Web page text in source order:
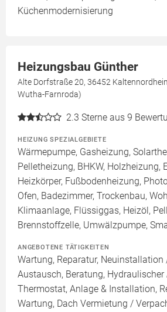
Küchenmodernisierung
Heizungsbau Günther
Alte Dorfstraße 20, 36452
Wutha-Farnroda)
2.3 Sterne aus 9
HEIZUNG SPEZIALGEBIETE
Wärmepumpe, Gasheizung,
Pelletheizung, BHKW, Holzheizung,
Heizkörper, Fußbodenheizung,
Ofen, Badezimmer, Trockenbau,
Klimaanlage, Flüssiggas, Heizöl,
Brennstoffzelle, Umwälzpumpe,
ANGEBOTENE TÄTIGKEITEN
Wartung, Reparatur, Neuinstallation
Austausch, Beratung, Hydraulischer
Thermostat, Anlage & Installation,
Wartung, Dach Vermietung /